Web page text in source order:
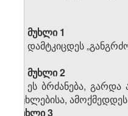
მუხლი 1
დამტკიცდეს
მუხლი 2
ეს ბრძანება, გარდა
მუხლებისა,
მუხლი 3